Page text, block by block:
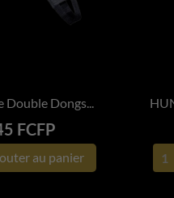
RAPIDE
Dongs...
FCFP
au panier